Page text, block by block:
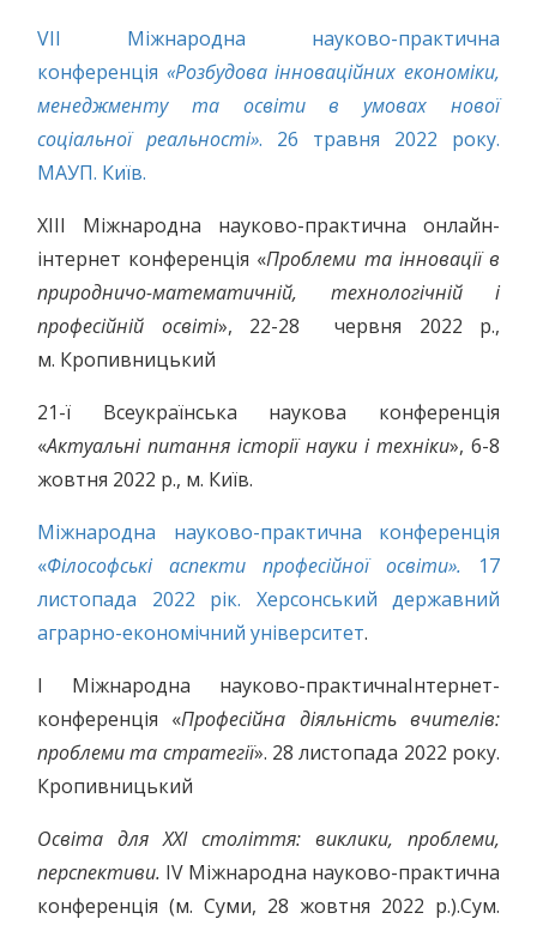
VII Міжнародна науково-практична
конференція «Розбудова інноваційних економіки,
менеджменту та освіти в умовах нової
соціальної реальності». 26 травня 2022 року.
МАУП. Київ.
XІІІ Міжнародна науково-практична онлайн-
інтернет конференція «Проблеми та інновації в
природничо-математичній, технологічній і
професійній освіті», 22-28 червня 2022 р.,
м. Кропивницький
21-ї Всеукраїнська наукова конференція
«Актуальні питання історії науки і техніки», 6-8
жовтня 2022 р., м. Київ.
Міжнародна науково-практична конференція
«Філософські аспекти професійної освіти». 17
листопада 2022 рік. Херсонський державний
аграрно-економічний університет.
І Міжнародна науково-практичнаІнтернет-
конференція «Професійна діяльність вчителів:
проблеми та стратегії». 28 листопада 2022 року.
Кропивницький
Освіта для ХХІ століття: виклики, проблеми,
перспективи. ІV Міжнародна науково-практична
конференція (м. Суми, 28 жовтня 2022 р.).Сум.